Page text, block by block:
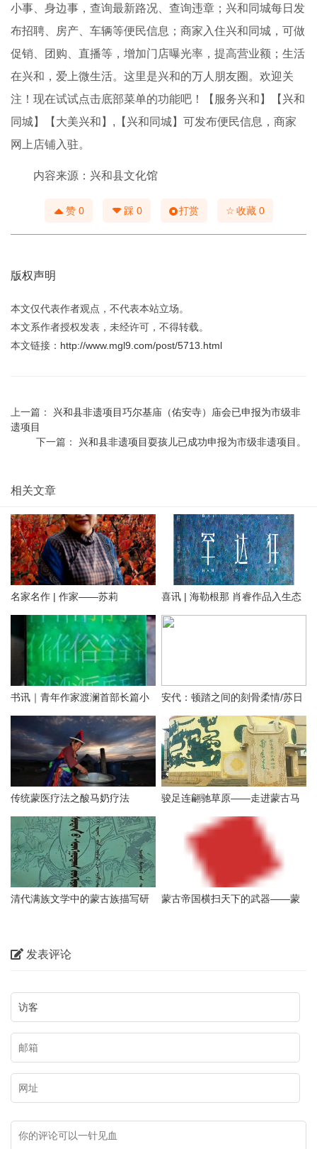
小事、身边事，查询最新路况、查询违章；兴和同城每日发
布招聘、房产、车辆等便民信息；商家入住兴和同城，可做
促销、团购、直播等，增加门店曝光率，提高营业额；生活
在兴和，爱上微生活。这里是兴和的万人朋友圈。欢迎关
注！现在试试点击底部菜单的功能吧！【服务兴和】【兴和
同城】【大美兴和】,【兴和同城】可发布便民信息，商家
网上店铺入驻。
内容来源：兴和县文化馆
赞 0 踩 0 打赏 ☆收藏 0
版权声明
本文仅代表作者观点，不代表本站立场。
本文系作者授权发表，未经许可，不得转载。
本文链接： http://www.mgl9.com/post/5713.html
上一篇： 兴和县非遗项目巧尔基庙（佑安寺）庙会已申报为市级非
遗项目
下一篇： 兴和县非遗项目耍孩儿已成功申报为市级非遗项目。
相关文章
名家名作 | 作家——苏莉
喜讯 | 海勒根那 肖睿作品入生态
文学双年奖提名
书讯｜青年作家渡澜首部长篇小
说《常俗派》出版发行
安代：顿踏之间的刻骨柔情/苏日
塔拉图/
传统蒙医疗法之酸马奶疗法
骏足连翩驰草原——走进蒙古马
文化博物馆
清代满族文学中的蒙古族描写研
蒙古帝国横扫天下的武器——蒙
发表评论